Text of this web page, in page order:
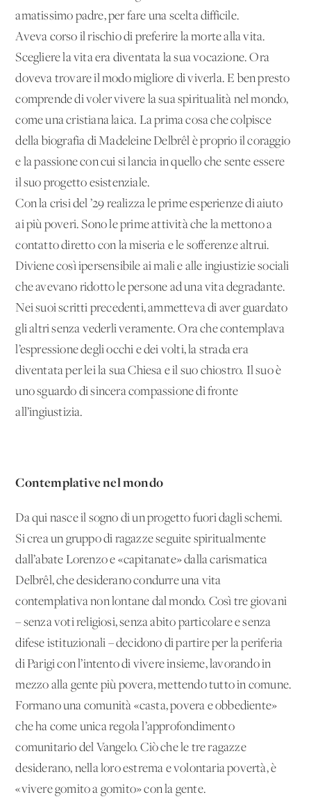
amatissimo padre, per fare una scelta difficile.
Aveva corso il rischio di preferire la morte alla vita.
Scegliere la vita era diventata la sua vocazione. Ora
doveva trovare il modo migliore di viverla. E ben presto
comprende di voler vivere la sua spiritualità nel mondo,
come una cristiana laica. La prima cosa che colpisce
della biografia di Madeleine Delbrêl è proprio il coraggio
e la passione con cui si lancia in quello che sente essere
il suo progetto esistenziale.
Con la crisi del ’29 realizza le prime esperienze di aiuto
ai più poveri. Sono le prime attività che la mettono a
contatto diretto con la miseria e le sofferenze altrui.
Diviene così ipersensibile ai mali e alle ingiustizie sociali
che avevano ridotto le persone ad una vita degradante.
Nei suoi scritti precedenti, ammetteva di aver guardato
gli altri senza vederli veramente. Ora che contemplava
l’espressione degli occhi e dei volti, la strada era
diventata per lei la sua Chiesa e il suo chiostro. Il suo è
uno sguardo di sincera compassione di fronte
all’ingiustizia.
Contemplative nel mondo
Da qui nasce il sogno di un progetto fuori dagli schemi.
Si crea un gruppo di ragazze seguite spiritualmente
dall’abate Lorenzo e «capitanate» dalla carismatica
Delbrêl, che desiderano condurre una vita
contemplativa non lontane dal mondo. Così tre giovani
– senza voti religiosi, senza abito particolare e senza
difese istituzionali – decidono di partire per la periferia
di Parigi con l’intento di vivere insieme, lavorando in
mezzo alla gente più povera, mettendo tutto in comune.
Formano una comunità «casta, povera e obbediente»
che ha come unica regola l’approfondimento
comunitario del Vangelo. Ciò che le tre ragazze
desiderano, nella loro estrema e volontaria povertà, è
«vivere gomito a gomito» con la gente.